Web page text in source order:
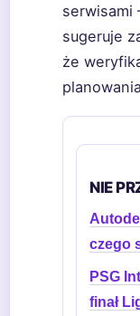
serwisami
sugeruje
że
NIE
czego
PSG
finał